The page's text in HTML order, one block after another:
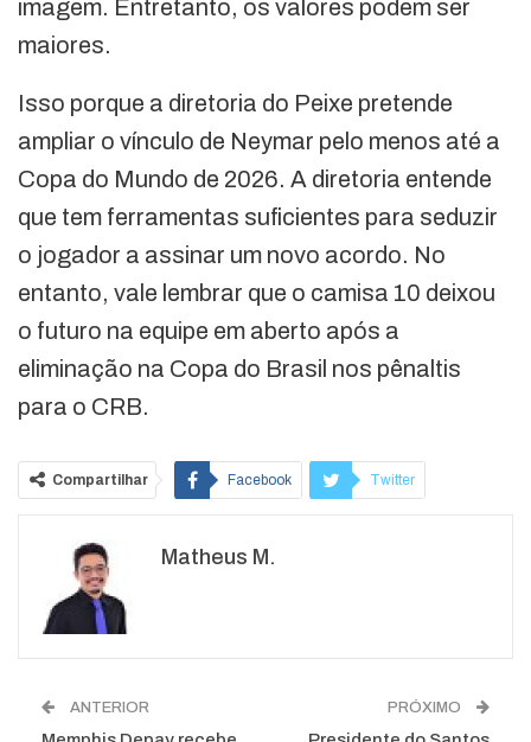
imagem. Entretanto, os valores podem ser
maiores.
Isso porque a diretoria do Peixe pretende
ampliar o vínculo de Neymar pelo menos até a
Copa do Mundo de 2026. A diretoria entende
que tem ferramentas suficientes para seduzir
o jogador a assinar um novo acordo. No
entanto, vale lembrar que o camisa 10 deixou
o futuro na equipe em aberto após a
eliminação na Copa do Brasil nos pênaltis
para o CRB.
Compartilhar Facebook Twitter
WhatsApp
Matheus M.
ANTERIOR PRÓXIMO